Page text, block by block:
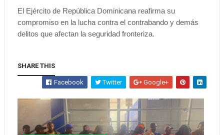
El Ejército de República Dominicana reafirma su
compromiso en la lucha contra el contrabando y demás
delitos que afectan la seguridad fronteriza.
SHARE THIS
Facebook Twitter Google+